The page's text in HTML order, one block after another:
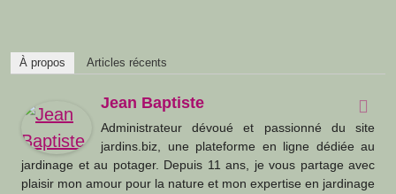
À propos Articles récents
Jean Baptiste
Administrateur dévoué et passionné du site
jardins.biz, une plateforme en ligne dédiée au
jardinage et au potager. Depuis 11 ans, je vous partage avec
plaisir mon amour pour la nature et mon expertise en jardinage